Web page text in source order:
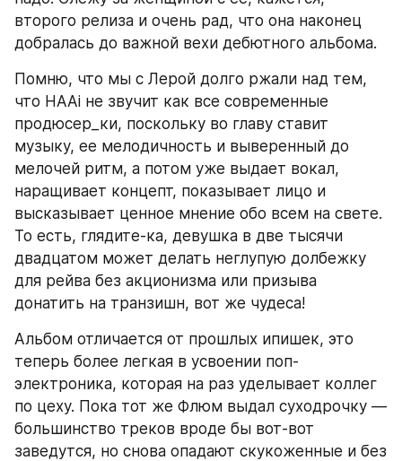
второго релиза и очень рад, что она наконец
добралась до важной вехи дебютного альбома.
Помню, что мы с Лерой долго ржали над тем,
что HAAi не звучит как все современные
продюсер_ки, поскольку во главу ставит
музыку, ее мелодичность и выверенный до
мелочей ритм, а потом уже выдает вокал,
наращивает концепт, показывает лицо и
высказывает ценное мнение обо всем на свете.
То есть, глядите-ка, девушка в две тысячи
двадцатом может делать неглупую долбежку
для рейва без акционизма или призыва
донатить на транзишн, вот же чудеса!
Альбом отличается от прошлых ипишек, это
теперь более легкая в усвоении поп-
электроника, которая на раз уделывает коллег
по цеху. Пока тот же Флюм выдал суходрочку —
большинство треков вроде бы вот-вот
заведутся, но снова опадают скукоженные и без